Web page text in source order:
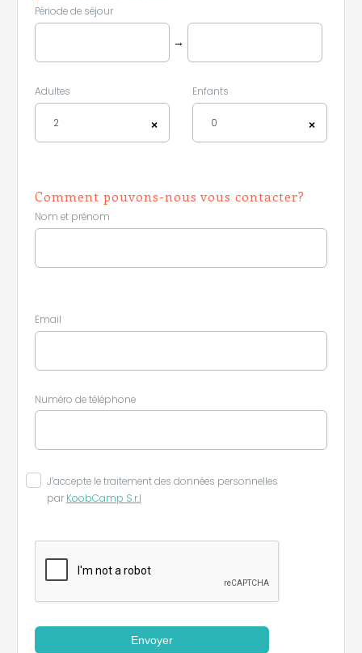
Période de séjour
→
Adultes
×
2
Enfants
×
0
Comment pouvons-nous vous contacter?
Nom et prénom
Email
Numéro de téléphone
J’accepte le traitement des données personnelles
par KoobCamp S.r.l
Envoyer